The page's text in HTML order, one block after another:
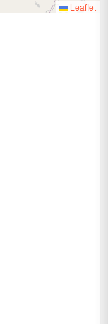
Leaflet